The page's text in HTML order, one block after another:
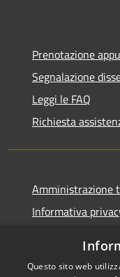
Prenotazione
Segnalazione
Leggi le FAQ
Richiesta
Amministrazione
Informativa
Dichiarazione di
Questo sito web